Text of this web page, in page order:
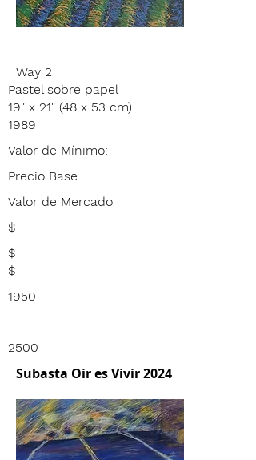
Way 2
Pastel sobre papel
19" x 21" (48 x 53 cm)
1989
Valor de Mínimo:
Precio Base
Valor de Mercado
$
$
$
1950
2500
Subasta Oir es Vivir 2024